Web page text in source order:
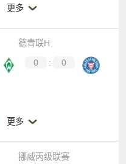
更多
德青联H
0 :
0
更多
挪威丙级联赛